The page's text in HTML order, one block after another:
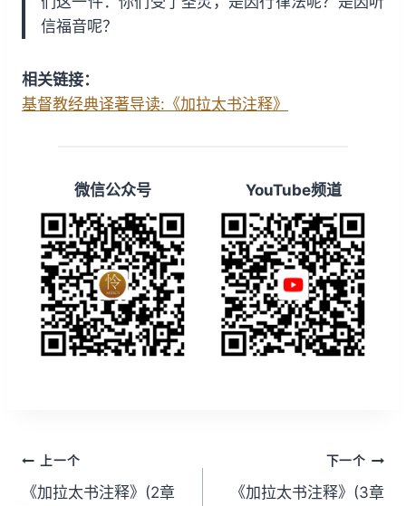
信福音呢？
相关链接：
基督教经典译著导读:《加拉太书注释》
微信公众号 YouTube频道
文
章
上一个
《加拉太书注释》(2章
下一个
《加拉太书注释》(3章